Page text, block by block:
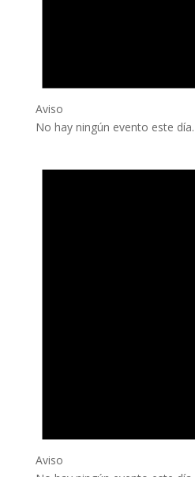
Aviso
No hay ningún evento este día.
Aviso